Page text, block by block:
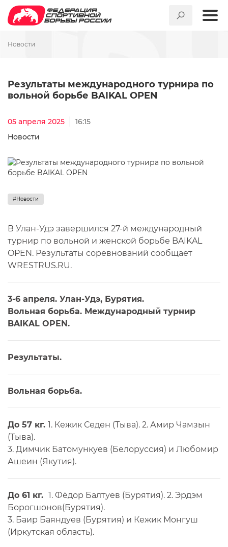
Новости
Результаты международного турнира по
вольной борьбе BAIKAL OPEN
05 апреля 2025
16:15
Новости
#Новости
В Улан-Удэ завершился 27-й международный
турнир по вольной и женской борьбе BAIKAL
OPEN. Результаты соревнований сообщает
WRESTRUS.RU.
3-6 апреля. Улан-Удэ, Бурятия.
Вольная борьба. Международный турнир
BAIKAL OPEN.
Результаты.
Вольная борьба.
До 57 кг. 1. Кежик Седен (Тыва). 2. Амир Чамзын
(Тыва).
3. Димчик Батомункуев (Белоруссия) и Любомир
Ашеин (Якутия).
До 61 кг. 1. Фёдор Балтуев (Бурятия). 2. Эрдэм
Борогшонов(Бурятия).
3. Баир Баяндуев (Бурятия) и Кежик Монгуш
(Иркутская область).